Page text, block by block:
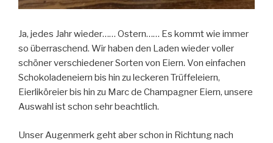
Ja, jedes Jahr wieder…… Ostern…… Es kommt wie immer
so überraschend. Wir haben den Laden wieder voller
schöner verschiedener Sorten von Eiern. Von einfachen
Schokoladeneiern bis hin zu leckeren Trüffeleiern,
Eierliköreier bis hin zu Marc de Champagner Eiern, unsere
Auswahl ist schon sehr beachtlich.
Unser Augenmerk geht aber schon in Richtung nach